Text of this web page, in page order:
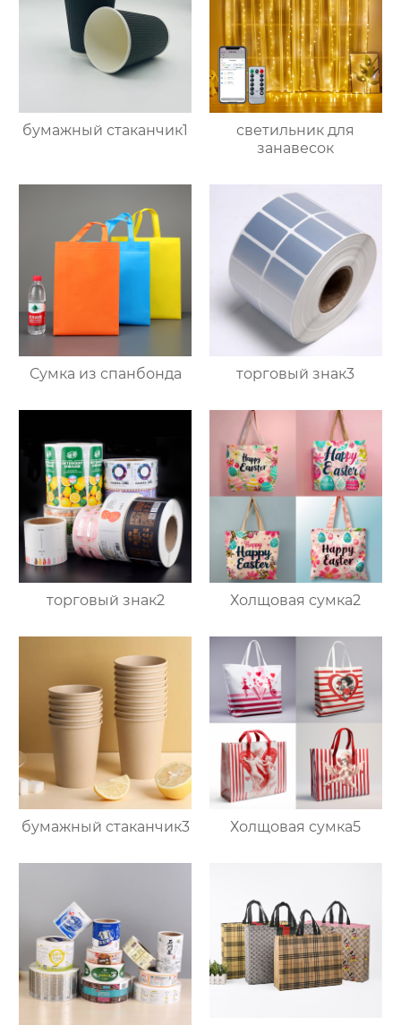
бумажный стаканчик1
светильник для
занавесок
Сумка из спанбонда торговый знак3
торговый знак2 Холщовая сумка2
бумажный стаканчик3 Холщовая сумка5